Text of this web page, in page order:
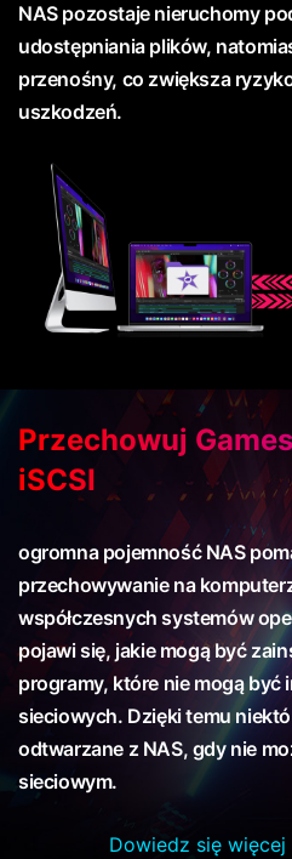
NAS pozostaje nieruchomy
udostępniania plików,
przenośny, co zwiększa
uszkodzeń.
Przechowuj
iSCSI
ogromna pojemność NAS
przechowywanie na
współczesnych systemów
pojawi się, jakie mogą być
programy, które nie mogą być
sieciowych. Dzięki temu
odtwarzane z NAS, gdy nie
sieciowym.
Dowiedz się